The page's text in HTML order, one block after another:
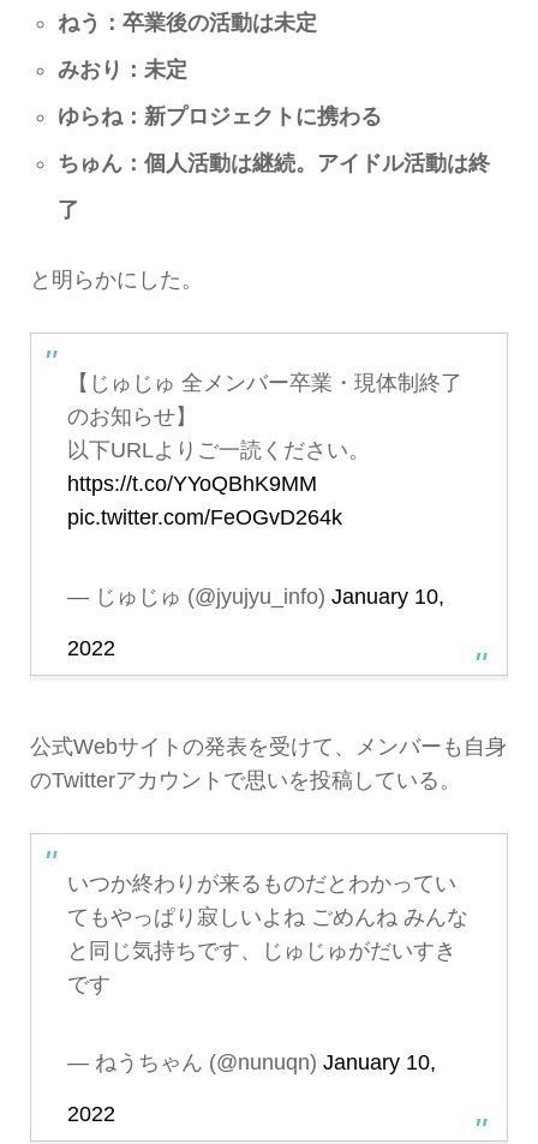
ねう：卒業後の活動は未定
みおり：未定
ゆらね：新プロジェクトに携わる
ちゅん：個人活動は継続。アイドル活動は終
了
と明らかにした。
【じゅじゅ 全メンバー卒業・現体制終了
のお知らせ】
以下URLよりご一読ください。
https://t.co/YYoQBhK9MM
pic.twitter.com/FeOGvD264k
— じゅじゅ (@jyujyu_info) January 10,
2022
公式Webサイトの発表を受けて、メンバーも自身
のTwitterアカウントで思いを投稿している。
いつか終わりが来るものだとわかってい
てもやっぱり寂しいよね ごめんね みんな
と同じ気持ちです、じゅじゅがだいすき
です
— ねうちゃん (@nunuqn) January 10,
2022